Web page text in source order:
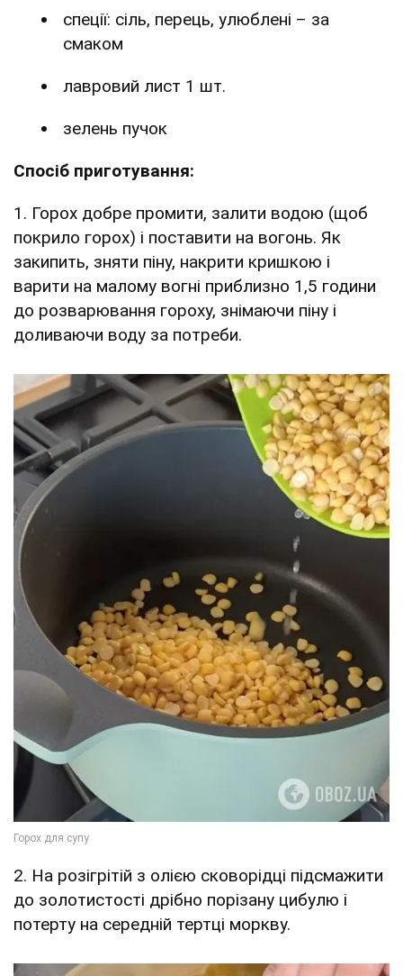
спеції: сіль, перець, улюблені – за
смаком
лавровий лист 1 шт.
зелень пучок
Спосіб приготування:
1. Горох добре промити, залити водою (щоб
покрило горох) і поставити на вогонь. Як
закипить, зняти піну, накрити кришкою і
варити на малому вогні приблизно 1,5 години
до розварювання гороху, знімаючи піну і
доливаючи воду за потреби.
2. На розігрітій з олією сковорідці підсмажити
до золотистості дрібно порізану цибулю і
потерту на середній тертці моркву.